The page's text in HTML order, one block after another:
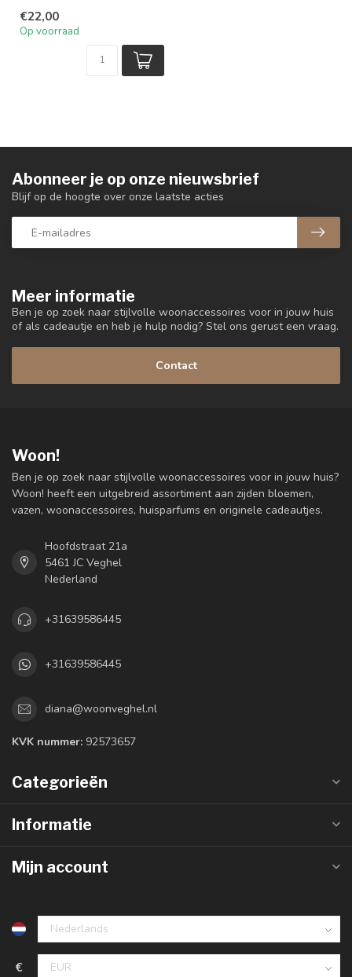
€22,00
Op voorraad
Meer informatie
Ben je op zoek naar stijlvolle woonaccessoires voor in jouw huis
of als cadeautje en heb je hulp nodig? Stel ons gerust een vraag.
Contact
Abonneer je op onze nieuwsbrief
Blijf op de hoogte over onze laatste acties
Woon!
Ben je op zoek naar stijlvolle woonaccessoires voor in jouw huis?
Woon! heeft een uitgebreid assortiment aan zijden bloemen,
vazen, woonaccessoires, huisparfums en originele cadeautjes.
Hoofdstraat 21a
5461 JC Veghel
Nederland
+31639586445
+31639586445
diana@woonveghel.nl
KVK nummer: 92573657
Categorieën
Informatie
Mijn account
€